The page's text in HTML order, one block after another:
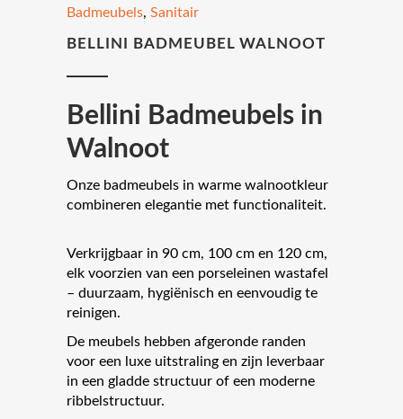
Badmeubels, Sanitair
BELLINI BADMEUBEL WALNOOT
Bellini Badmeubels in
Walnoot
Onze badmeubels in warme walnootkleur
combineren elegantie met functionaliteit.
Verkrijgbaar in 90 cm, 100 cm en 120 cm,
elk voorzien van een porseleinen wastafel
– duurzaam, hygiënisch en eenvoudig te
reinigen.
De meubels hebben afgeronde randen
voor een luxe uitstraling en zijn leverbaar
in een gladde structuur of een moderne
ribbelstructuur.